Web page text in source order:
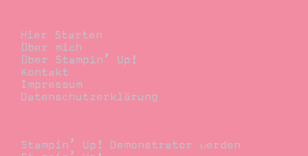
Hier Starten
Über mich
Über Stampin’ Up!
Kontakt
Impressum
Datenschutzerklärung
Stampin’ Up! Demonstrator werden